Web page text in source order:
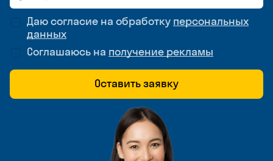
Даю согласие на обработку персональных
данных
Соглашаюсь на получение рекламы
Оставить заявку